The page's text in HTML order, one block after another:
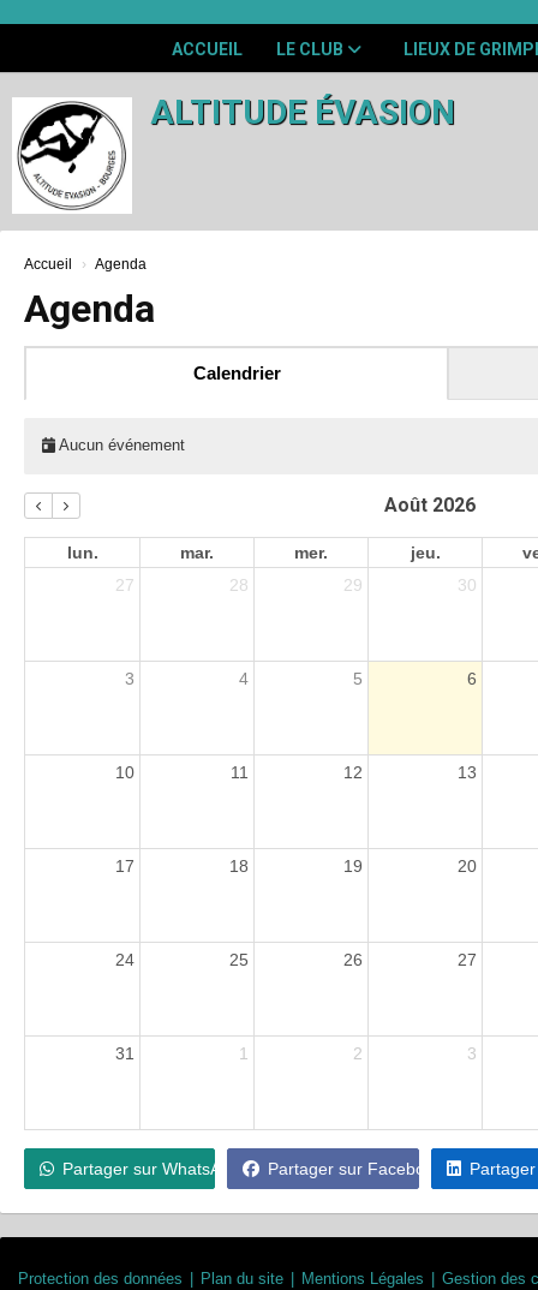
ACCUEIL LE CLUB LIEUX DE
ALTITUDE ÉVASION
Accueil Agenda
Agenda
Calendrier
Aucun événement
Août 2026
lun. mar. mer. jeu.
27
28 29 30
3 4 5 6
10 11 12 13
17 18 19 20
24 25 26 27
31 1 2 3
Partager sur WhatsApp Partager sur Facebook
Protection des données Plan du site Mentions Légales Gestion des